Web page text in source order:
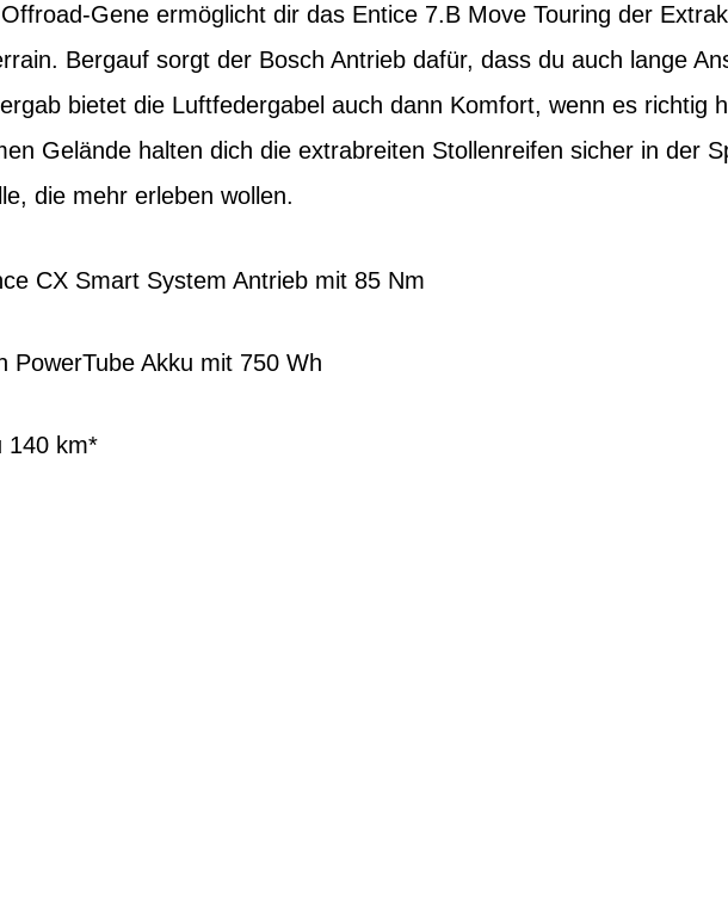
Gene ermöglicht dir das Entice 7.B Move Touring der
Bergauf sorgt der Bosch Antrieb dafür, dass du auch lange
bietet die Luftfedergabel auch dann Komfort, wenn es richtig
Gelände halten dich die extrabreiten Stollenreifen sicher in der
die mehr erleben wollen.
CX Smart System Antrieb mit 85 Nm
PowerTube Akku mit 750 Wh
140 km*